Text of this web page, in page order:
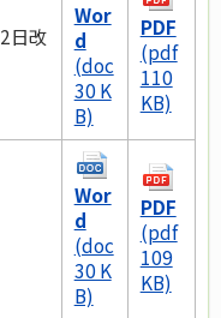
日改
Wor
d
(doc
30 K
B)
PDF
(pdf
110
KB)
Wor
d
(doc
30 K
B)
PDF
(pdf
109
KB)